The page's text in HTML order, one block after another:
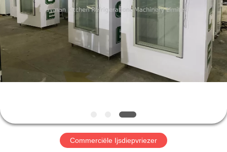
FABRIEKSREIS
KWALITEITSCONTROLE
CONTACTEER
NIEUWS
Commerciële Ijsdiepvriezer